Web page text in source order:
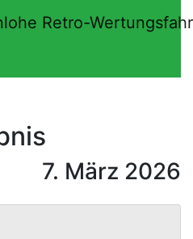
Retro-
7. März 2026